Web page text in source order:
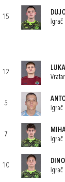
15
Igrač
12
Vratar
5
Igrač
7
Igrač
10
Igrač